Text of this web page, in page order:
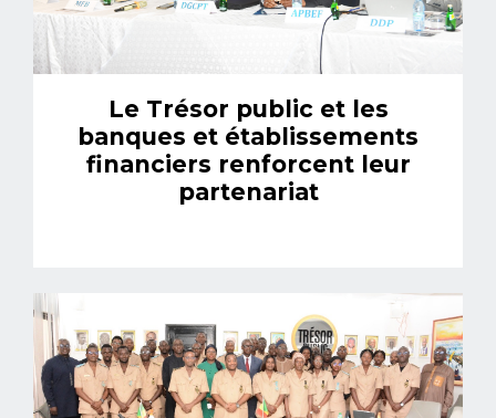
Le Trésor public et les
banques et établissements
financiers renforcent leur
partenariat